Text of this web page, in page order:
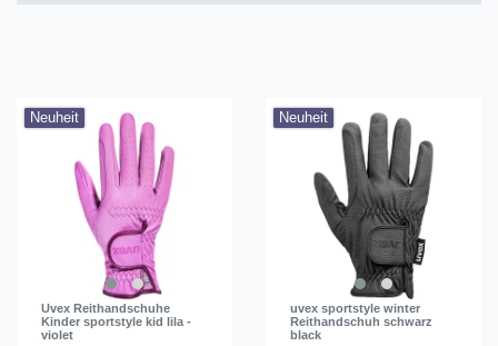
Neuheit
Uvex Reithandschuhe
Kinder sportstyle kid lila -
violet
Neuheit
uvex sportstyle winter
Reithandschuh schwarz
black